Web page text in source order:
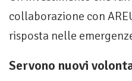
collaborazione con
risposta nelle
Servono nuovi